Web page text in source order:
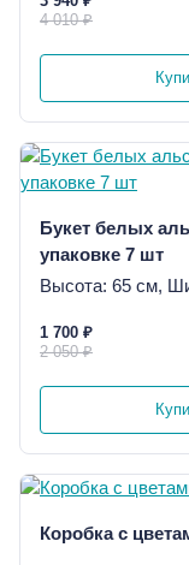
4 010 ₽
Букет белых
упаковке 7 шт
Высота: 65 см,
1 700 ₽
2 050 ₽
Коробка с